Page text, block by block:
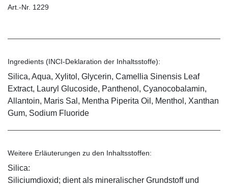
Art.-Nr. 1229
Ingredients (INCI-Deklaration der Inhaltsstoffe):
Silica, Aqua, Xylitol, Glycerin, Camellia Sinensis Leaf
Extract, Lauryl Glucoside, Panthenol, Cyanocobalamin,
Allantoin, Maris Sal, Mentha Piperita Oil, Menthol, Xanthan
Gum, Sodium Fluoride
Weitere Erläuterungen zu den Inhaltsstoffen:
Silica:
Siliciumdioxid; dient als mineralischer Grundstoff und